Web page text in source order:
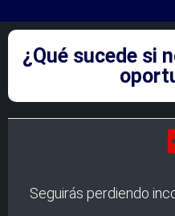
¿Qué sucede si
Seguirás perdiendo